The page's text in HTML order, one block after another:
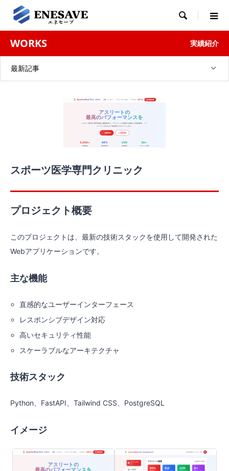

WORKS 実績紹介
最新記事
スポーツ医学専門クリニック
プロジェクト概要
このプロジェクトは、最新の技術スタックを使用して開発された
Webアプリケーションです。
主な機能
直感的なユーザーインターフェース
レスポンシブデザイン対応
高いセキュリティ性能
スケーラブルなアーキテクチャ
技術スタック
Python、FastAPI、Tailwind CSS、PostgreSQL
イメージ